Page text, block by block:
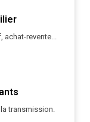
revente...
transmission.